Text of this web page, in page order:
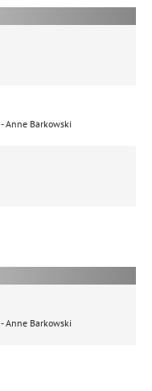
Anne Barkowski
Anne Barkowski